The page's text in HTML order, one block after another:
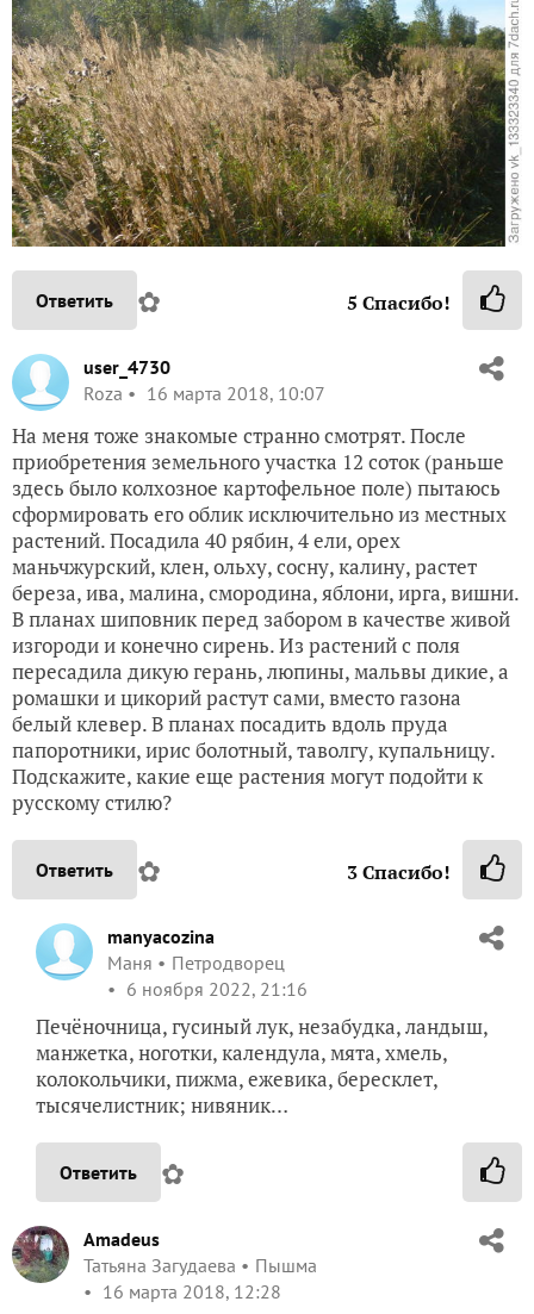
Ответить ✿ 5 Спасибо!
user_4730
Roza
16 марта 2018, 10:07
На меня тоже знакомые странно смотрят. После
приобретения земельного участка 12 соток (раньше
здесь было колхозное картофельное поле) пытаюсь
сформировать его облик исключительно из местных
растений. Посадила 40 рябин, 4 ели, орех
маньчжурский, клен, ольху, сосну, калину, растет
береза, ива, малина, смородина, яблони, ирга, вишни.
В планах шиповник перед забором в качестве живой
изгороди и конечно сирень. Из растений с поля
пересадила дикую герань, люпины, мальвы дикие, а
ромашки и цикорий растут сами, вместо газона
белый клевер. В планах посадить вдоль пруда
папоротники, ирис болотный, таволгу, купальницу.
Подскажите, какие еще растения могут подойти к
русскому стилю?
Ответить ✿ 3Спасибо!
manyacozina
Маня
Петродворец
6 ноября 2022, 21:16
Печёночница, гусиный лук, незабудка, ландыш,
манжетка, ноготки, календула, мята, хмель,
колокольчики, пижма, ежевика, бересклет,
тысячелистник; нивяник…
Ответить ✿
Amadeus
Татьяна Загудаева
Пышма
16 марта 2018, 12:28